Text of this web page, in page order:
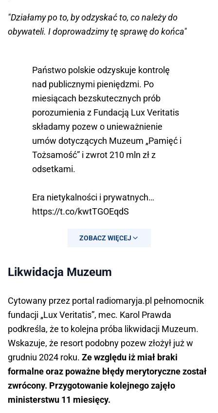
"Działamy po to, by odzyskać to, co należy do
obywateli. I doprowadzimy tę sprawę do końca"
Państwo polskie odzyskuje kontrolę
nad publicznymi pieniędzmi. Po
miesiącach bezskutecznych prób
porozumienia z Fundacją Lux Veritatis
składamy pozew o unieważnienie
umów dotyczących Muzeum „Pamięć i
Tożsamość” i zwrot 210 mln zł z
odsetkami.
Era nietykalności i prywatnych…
https://t.co/kwtTGOEqdS
— Marta Cienkowska
ZOBACZ WIĘCEJ
Likwidacja Muzeum
Cytowany przez portal radiomaryja.pl pełnomocnik
fundacji „Lux Veritatis”, mec. Karol Prawda
podkreśla, że to kolejna próba likwidacji Muzeum.
Wskazuje, że resort podobny pozew złożył już w
grudniu 2024 roku. Ze względu iż miał braki
formalne oraz poważne błędy merytoryczne został
zwrócony. Przygotowanie kolejnego zajęło
ministerstwu 11 miesięcy.